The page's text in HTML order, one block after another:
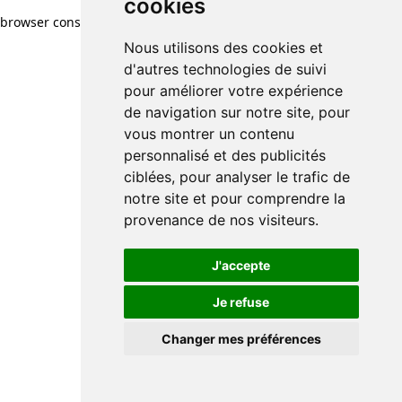
cookies
Nous utilisons des cookies et
d'autres technologies de suivi
pour améliorer votre expérience
de navigation sur notre site, pour
vous montrer un contenu
personnalisé et des publicités
ciblées, pour analyser le trafic de
notre site et pour comprendre la
provenance de nos visiteurs.
J'accepte
Je refuse
Changer mes préférences
browser console for more information)